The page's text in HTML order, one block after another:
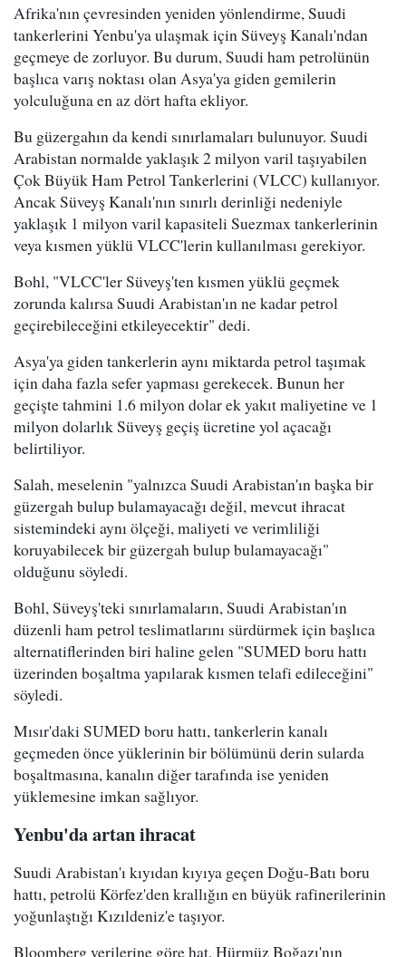
Afrika'nın çevresinden yeniden yönlendirme, Suudi
tankerlerini Yenbu'ya ulaşmak için Süveyş Kanalı'ndan
geçmeye de zorluyor. Bu durum, Suudi ham petrolünün
başlıca varış noktası olan Asya'ya giden gemilerin
yolculuğuna en az dört hafta ekliyor.
Bu güzergahın da kendi sınırlamaları bulunuyor. Suudi
Arabistan normalde yaklaşık 2 milyon varil taşıyabilen
Çok Büyük Ham Petrol Tankerlerini (VLCC) kullanıyor.
Ancak Süveyş Kanalı'nın sınırlı derinliği nedeniyle
yaklaşık 1 milyon varil kapasiteli Suezmax tankerlerinin
veya kısmen yüklü VLCC'lerin kullanılması gerekiyor.
Bohl, "VLCC'ler Süveyş'ten kısmen yüklü geçmek
zorunda kalırsa Suudi Arabistan'ın ne kadar petrol
geçirebileceğini etkileyecektir" dedi.
Asya'ya giden tankerlerin aynı miktarda petrol taşımak
için daha fazla sefer yapması gerekecek. Bunun her
geçişte tahmini 1.6 milyon dolar ek yakıt maliyetine ve 1
milyon dolarlık Süveyş geçiş ücretine yol açacağı
belirtiliyor.
Salah, meselenin "yalnızca Suudi Arabistan'ın başka bir
güzergah bulup bulamayacağı değil, mevcut ihracat
sistemindeki aynı ölçeği, maliyeti ve verimliliği
koruyabilecek bir güzergah bulup bulamayacağı"
olduğunu söyledi.
Bohl, Süveyş'teki sınırlamaların, Suudi Arabistan'ın
düzenli ham petrol teslimatlarını sürdürmek için başlıca
alternatiflerinden biri haline gelen "SUMED boru hattı
üzerinden boşaltma yapılarak kısmen telafi edileceğini"
söyledi.
Mısır'daki SUMED boru hattı, tankerlerin kanalı
geçmeden önce yüklerinin bir bölümünü derin sularda
boşaltmasına, kanalın diğer tarafında ise yeniden
yüklemesine imkan sağlıyor.
Yenbu'da artan ihracat
Suudi Arabistan'ı kıyıdan kıyıya geçen Doğu-Batı boru
hattı, petrolü Körfez'den krallığın en büyük rafinerilerinin
yoğunlaştığı Kızıldeniz'e taşıyor.
Bloomberg verilerine göre hat, Hürmüz Boğazı'nın